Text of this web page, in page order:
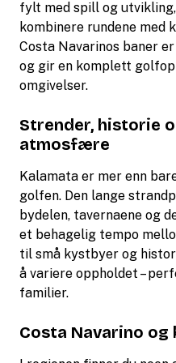
fylt med spill og
kombinere rundene med
Costa Navarinos baner
og gir en komplett
omgivelser.
Strender, historie
atmosfære
Kalamata er mer enn
golfen. Den lange
bydelen, tavernaene og
et behagelig tempo
til små kystbyer og
å variere oppholdet –
familier.
Costa Navarino og